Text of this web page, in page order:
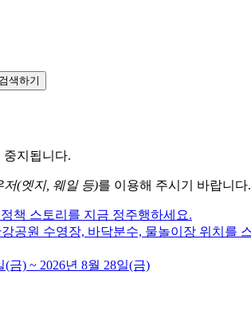
검색하기
중지됩니다.
저(엣지, 웨일 등)를 이용해 주시기 바랍니다.